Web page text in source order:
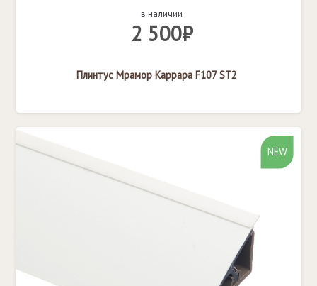
в наличии
2 500₽
Плинтус Мрамор Каррара F107 ST2
NEW